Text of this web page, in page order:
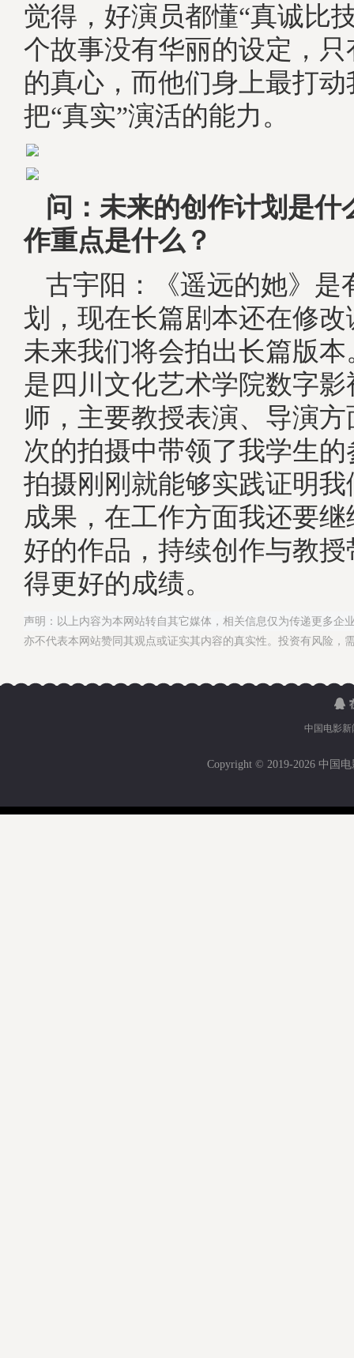
觉得，好演员都懂“真诚比
个故事没有华丽的设定，
的真心，而他们身上最打
把“真实”演活的能力。
问： 未来的创作计划是什
作重点是什么？
古宇阳：《遥远的她》是
划，现在长篇剧本还在修
未来我们将会拍出长篇版
是四川文化艺术学院数字
师，主要教授表演、导演
次的拍摄中带领了我学生
拍摄刚刚就能够实践证明
成果，在工作方面我还要
好的作品，持续创作与教
得更好的成绩。
声明：以上内容为本网站转自其它媒体，相关信息仅为传递更多企
亦不代表本网站赞同其观点或证实其内容的真实性。投资有风险，
中国电影新
Copyright © 2019-2026 中国